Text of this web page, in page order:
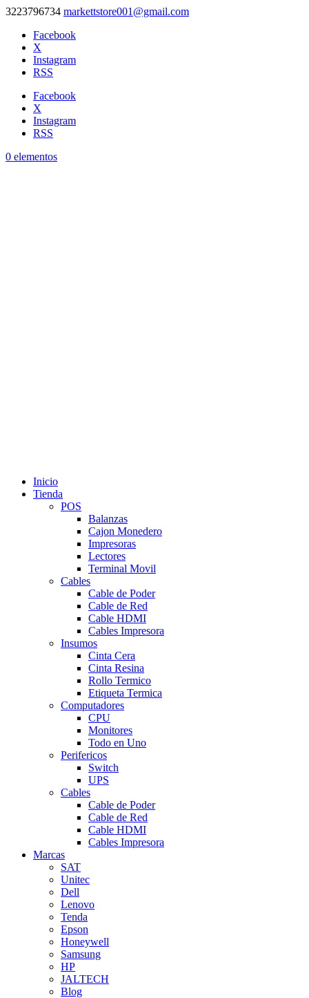
3223796734 markettstore001@gmail.com
Facebook
X
Instagram
RSS
Facebook
X
Instagram
RSS
0 elementos
Inicio
Tienda
POS
Balanzas
Cajon Monedero
Impresoras
Lectores
Terminal Movil
Cables
Cable de Poder
Cable de Red
Cable HDMI
Cables Impresora
Insumos
Cinta Cera
Cinta Resina
Rollo Termico
Etiqueta Termica
Computadores
CPU
Monitores
Todo en Uno
Perifericos
Switch
UPS
Cables
Cable de Poder
Cable de Red
Cable HDMI
Cables Impresora
Marcas
SAT
Unitec
Dell
Lenovo
Tenda
Epson
Honeywell
Samsung
HP
JALTECH
Blog